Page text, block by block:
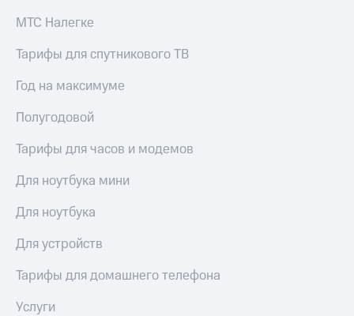
МТС Налегке
Тарифы для спутникового ТВ
Год на максимуме
Полугодовой
Тарифы для часов и модемов
Для ноутбука мини
Для ноутбука
Для устройств
Тарифы для домашнего телефона
Услуги